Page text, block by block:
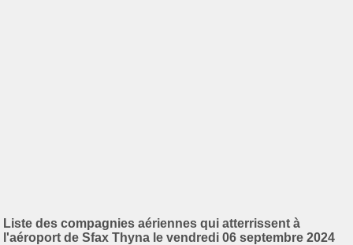
Liste des compagnies aériennes qui atterrissent à
l'aéroport de Sfax Thyna le vendredi 06 septembre 2024